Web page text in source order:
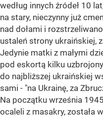
według innych źródeł 10
na stary, nieczynny już
nad dołami i
ustaleń strony ukraińskiej,
Jedynie matki z małymi
pod eskortą kilku
do najbliższej ukraińskiej
sami - "na Ukrainę, za
Na początku września
ocaleli z masakry, została